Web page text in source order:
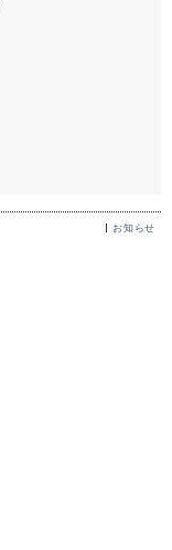
お知らせ